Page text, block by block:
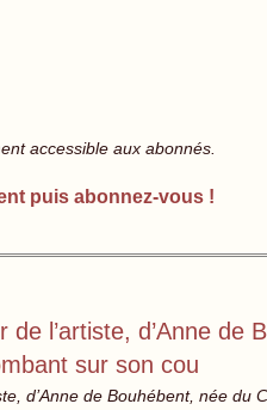
accessible aux abonnés.
puis abonnez-vous !
l’artiste, d’Anne de
sur son cou
d’Anne de Bouhébent, née